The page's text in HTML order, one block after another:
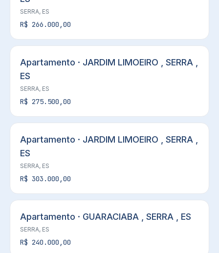
SERRA, ES
R$ 266.000,00
Apartamento · JARDIM LIMOEIRO , SERRA ,
ES
SERRA, ES
R$ 275.500,00
Apartamento · JARDIM LIMOEIRO , SERRA ,
ES
SERRA, ES
R$ 303.000,00
Apartamento · GUARACIABA , SERRA , ES
SERRA, ES
R$ 240.000,00